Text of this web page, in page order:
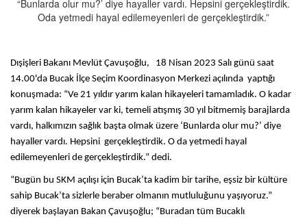
Dışişleri Bakanı Mevlüt Çavuşoğlu, 18 Nisan 2023 Salı günü saat
14.00'da Bucak İlçe Seçim Koordinasyon Merkezi açılında yaptığı
konuşmada: “Ve 21 yıldır yarım kalan hikayeleri tamamladık. O kadar
yarım kalan hikayeler var ki, temeli atışmış 30 yıl bitmemiş barajlarda
vardı, halkımızın sağlık başta olmak üzere ‘Bunlarda olur mu?’ diye
hayaller vardı. Hepsini gerçekleştirdik. O da yetmedi hayal
edilemeyenleri de gerçekleştirdik.” dedi.
“Bugün bu SKM açılışı için Bucak’ta kadim bir tarihe, eşsiz bir kültüre
sahip Bucak’ta sizlerle beraber olmanın mutluluğunu yaşıyoruz.”
diyerek başlayan Bakan Çavuşoğlu; “Buradan tüm Bucaklı